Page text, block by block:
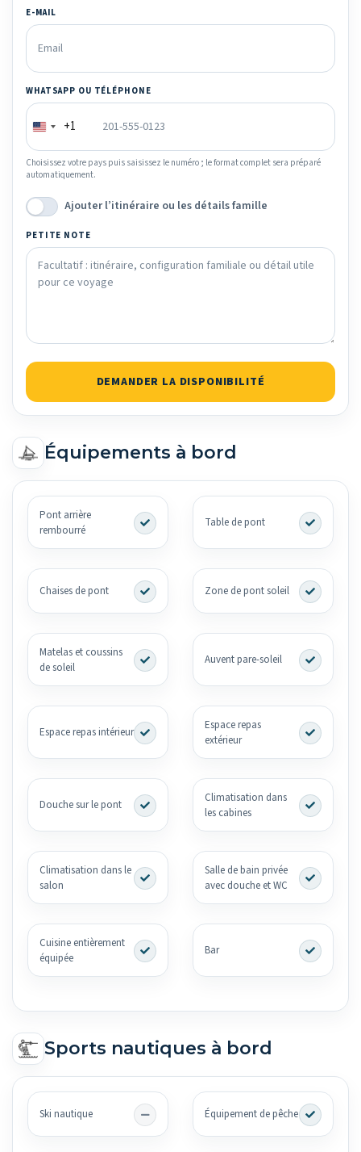
E-MAIL
WHATSAPP OU TÉLÉPHONE
+1
Choisissez votre pays puis saisissez le numéro ; le format complet sera préparé
automatiquement.
Ajouter l’itinéraire ou les détails famille
PETITE NOTE
DEMANDER LA DISPONIBILITÉ
Équipements à bord
Pont arrière
rembourré
Table de pont
Chaises de pont Zone de pont soleil
Matelas et coussins
de soleil
Auvent pare-soleil
Espace repas intérieur
Espace repas
extérieur
Douche sur le pont
Climatisation dans
les cabines
Climatisation dans le
salon
Salle de bain privée
avec douche et WC
Cuisine entièrement
équipée
Bar
Sports nautiques à bord
Ski nautique Équipement de pêche